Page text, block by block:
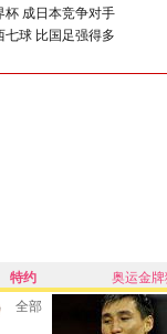
杯 成日本竞争对手
球 比国足强得多
特约
奥运金
全部